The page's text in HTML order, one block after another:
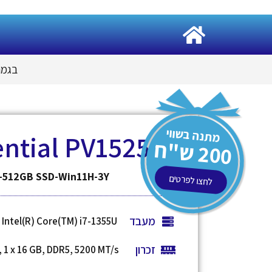
PV15250
SSD-Win11H-3Y
מעבד Intel(R) Core(TM) i7-1355U
זכרון 1 x 16 GB, DDR5, 5200 MT/s
מתנה בשווי
200ש"ח
לחצו לפרטים